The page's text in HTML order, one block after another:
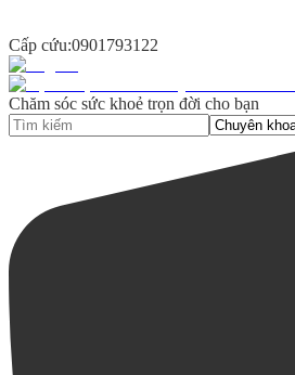
Cấp cứu:0901793122
Chăm sóc sức khoẻ trọn đời cho bạn